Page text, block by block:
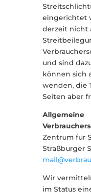
eingerichtet
derzeit nicht
und sind
können sich
wenden, die
Seiten aber
Allgemeine
Zentrum für
Straßburger
Wir
im Status